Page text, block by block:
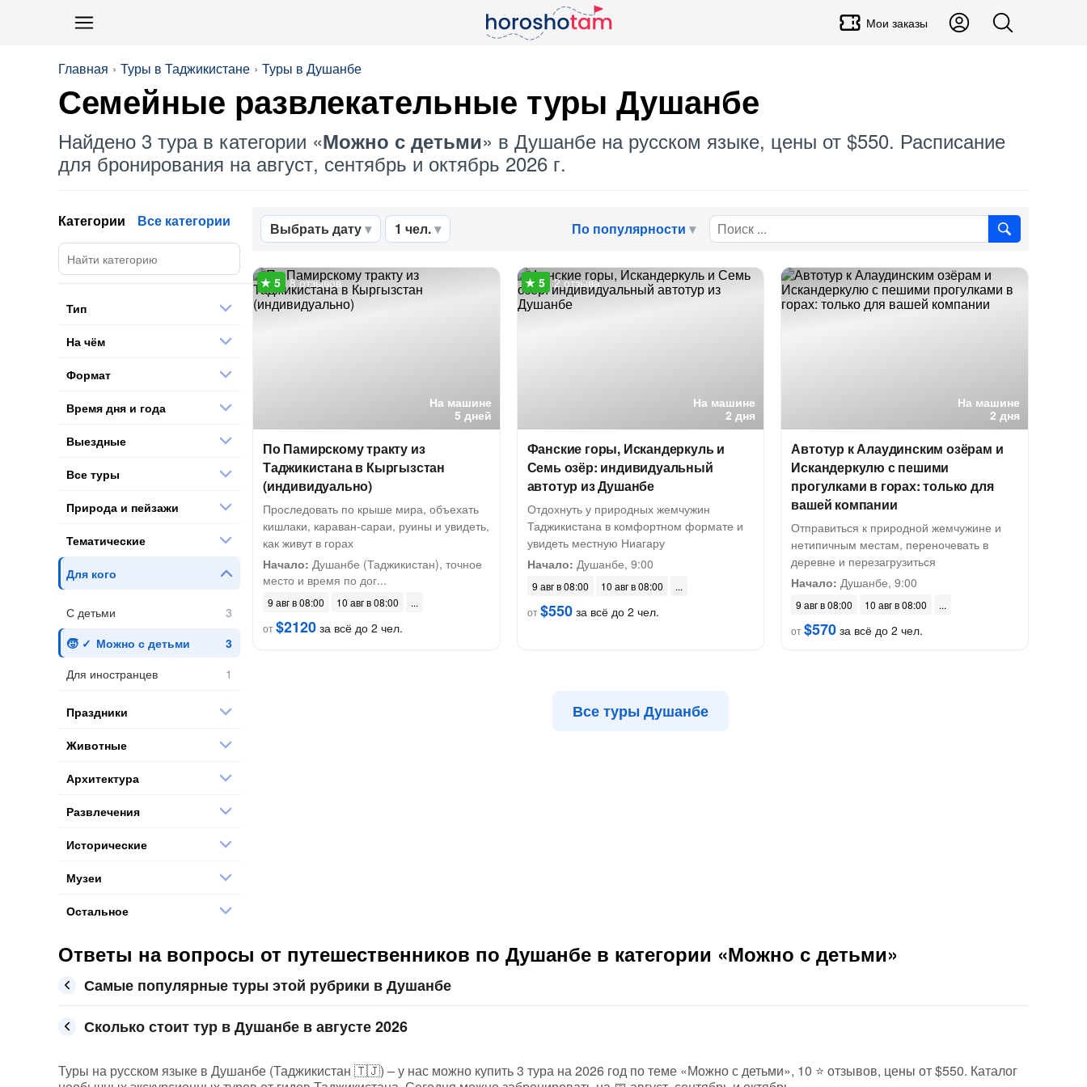
Мои заказы
Главная Туры в Таджикистане Туры в Душанбе
Семейные развлекательные туры Душанбе
Найдено 3 тура в категории «Можно с детьми» в Душанбе на русском языке, цены от $550. Расписание
для бронирования на август, сентябрь и октябрь 2026 г.
Выбрать дату 1 чел. По популярности
На машине
5 дней
8 отзывов
По Памирскому тракту из
Таджикистана в Кыргызстан
(индивидуально)
Проследовать по крыше мира, объехать
кишлаки, караван-сараи, руины и увидеть,
как живут в горах
Начало: Душанбе (Таджикистан), точное
место и время по дог...
9 авг в 08:00
10 авг в 08:00
от$2120 за всё до 2 чел.
На машине
2 дня
2 отзыва
Фанские горы, Искандеркуль и
Семь озёр: индивидуальный
автотур из Душанбе
Отдохнуть у природных жемчужин
Таджикистана в комфортном формате и
увидеть местную Ниагару
Начало: Душанбе, 9:00
9 авг в 08:00
10 авг в 08:00
от$550за всё до 2 чел.
На машине
2 дня
Автотур к Алаудинским озёрам и
Искандеркулю с пешими
прогулками в горах: только для
вашей компании
Отправиться к природной жемчужине и
нетипичным местам, переночевать в
деревне и перезагрузиться
Начало: Душанбе, 9:00
9 авг в 08:00
10 авг в 08:00
от$570 за всё до 2 чел.
Все туры Душанбе
Категории Все категории
Тип
На чём
Формат
Время дня и года
Выездные
Все туры
Природа и пейзажи
Тематические
Для кого
С детьми
Можно с детьми
Для иностранцев
Праздники
Животные
Архитектура
Развлечения
Исторические
Музеи
Остальное
Ответы на вопросы от путешественников по Душанбе в категории «Можно с детьми»
Самые популярные туры этой рубрики в Душанбе
Сколько стоит тур в Душанбе в августе 2026
Туры на русском языке в Душанбе (Таджикистан 🇹🇯) – у нас можно купить 3 тура на 2026 год по теме «Можно с детьми», 10 ⭐ отзывов, цены от $550. Каталог